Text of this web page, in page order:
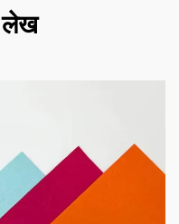
लेख